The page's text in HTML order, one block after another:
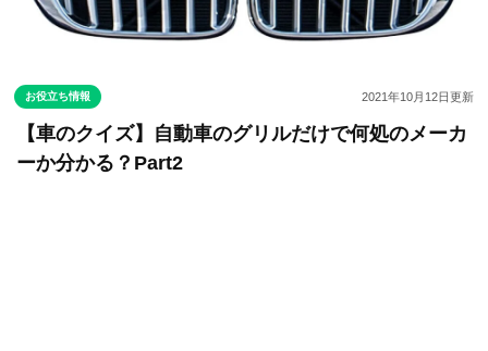
お役立ち情報 2021年10月12日更新
【車のクイズ】自動車のグリルだけで何処のメーカ
ーか分かる？Part2